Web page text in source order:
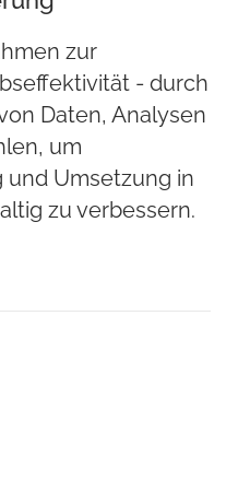
zur
- durch
Daten, Analysen
um
und Umsetzung in
zu verbessern.